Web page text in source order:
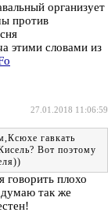
организует
против
этими словами из
27.01.2018 11:06:59
гавкать
Вот поэтому
говорить плохо
так же